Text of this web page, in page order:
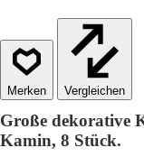
Vergleichen
Große dekorative
Kamin, 8 Stück.